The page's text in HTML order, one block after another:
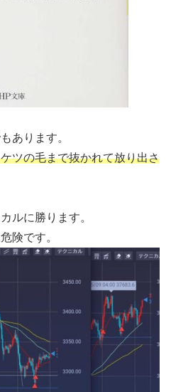
あります。
ツの毛まで抜かれて放り出さ
ルに勝ります。
険です。